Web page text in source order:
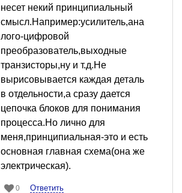
несет некий принципиальный
смысл.Например:усилитель,ана
лого-цифровой
преобразователь,выходные
транзисторы,ну и т.д.Не
вырисовывается каждая деталь
в отдельности,а сразу дается
цепочка блоков для понимания
процесса.Но лично для
меня,принципиальная-это и есть
основная главная схема(она же
электрическая).
0 Ответить